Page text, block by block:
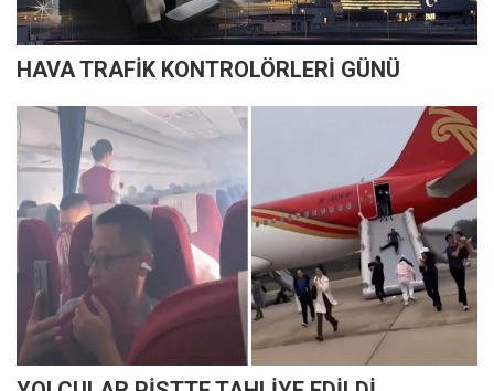
HAVA TRAFİK KONTROLÖRLERİ GÜNÜ